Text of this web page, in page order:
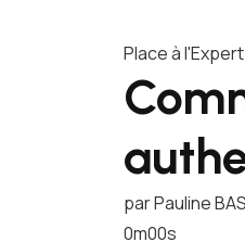
Place à l'Expert
par Pauline
0m00s